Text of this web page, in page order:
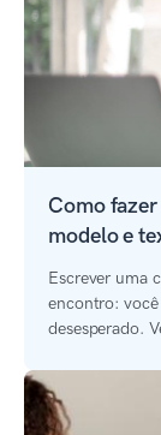
Como
modelo e
Escrever uma
encontro: você
desesperado.